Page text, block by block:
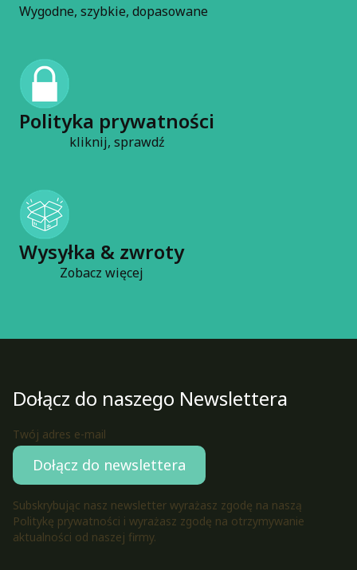
Wygodne, szybkie, dopasowane
Polityka prywatności
kliknij, sprawdź
Wysyłka & zwroty
Zobacz więcej
Dołącz do naszego Newslettera
Twój adres e-mail
Dołącz do newslettera
Subskrybując nasz newsletter wyrażasz zgodę na naszą
Politykę prywatności i wyrażasz zgodę na otrzymywanie
aktualności od naszej firmy.